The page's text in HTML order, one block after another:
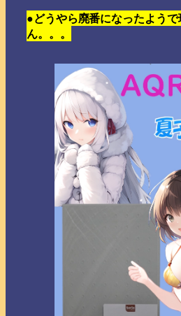
●どうやら廃番になったよう
ん。。。